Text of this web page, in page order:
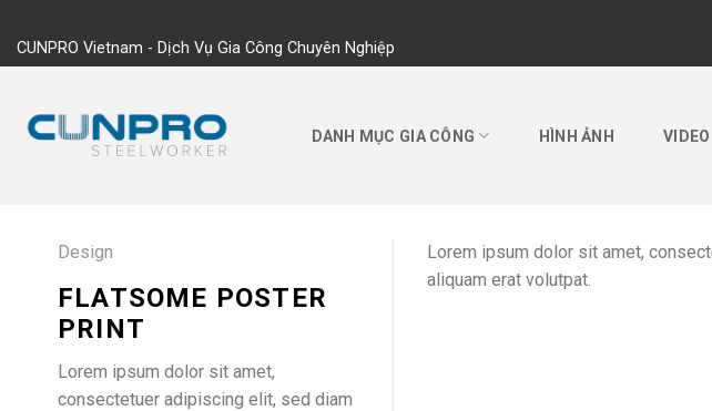
content
CUNPRO Vietnam - Dịch Vụ Gia Công Chuyên Nghiệp
DANH MỤC GIA CÔNG HÌNH ẢNH VIDEO
Design
FLATSOME POSTER
PRINT
Lorem ipsum dolor sit amet,
consectetuer adipiscing elit, sed diam
Lorem ipsum dolor sit amet,
aliquam erat volutpat.